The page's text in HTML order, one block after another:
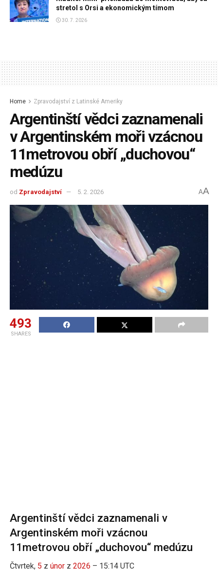
stretol s Orsi a ekonomickým tímom
30. 7. 2026
Home Zpravodajství z Latinské Ameriky
Argentinští vědci zaznamenali
v Argentinském moři vzácnou
11metrovou obří „duchovou“
medúzu
od Zpravodajství 5. 2. 2026 AA
493
SHARES
Argentinští vědci zaznamenali v
Argentinském moři vzácnou
11metrovou obří „duchovou“ medúzu
Čtvrtek, 5 z únor z 2026 – 15:14 UTC